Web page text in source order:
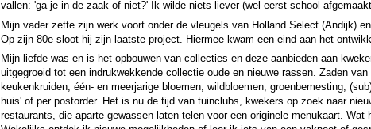
vallen: 'ga je in de zaak of niet?' Ik wilde niets liever (wel eerst school
Mijn vader zette zijn werk voort onder de vleugels van Holland Select (Andijk)
Op zijn 80e sloot hij zijn laatste project. Hiermee kwam een eind aan het
Mijn liefde was en is het opbouwen van collecties en deze aanbieden aan
uitgegroeid tot een indrukwekkende collectie oude en nieuwe rassen. Zaden
keukenkruiden, één- en meerjarige bloemen, wildbloemen, groenbemesting,
huis' of per postorder. Het is nu de tijd van tuinclubs, kwekers op zoek naar
restaurants, die aparte gewassen laten telen voor een originele menukaart. Wat